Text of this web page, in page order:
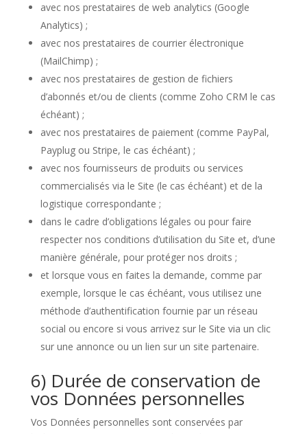
avec nos prestataires de web analytics (Google
Analytics) ;
avec nos prestataires de courrier électronique
(MailChimp) ;
avec nos prestataires de gestion de fichiers
d’abonnés et/ou de clients (comme Zoho CRM le cas
échéant) ;
avec nos prestataires de paiement (comme PayPal,
Payplug ou Stripe, le cas échéant) ;
avec nos fournisseurs de produits ou services
commercialisés via le Site (le cas échéant) et de la
logistique correspondante ;
dans le cadre d’obligations légales ou pour faire
respecter nos conditions d’utilisation du Site et, d’une
manière générale, pour protéger nos droits ;
et lorsque vous en faites la demande, comme par
exemple, lorsque le cas échéant, vous utilisez une
méthode d’authentification fournie par un réseau
social ou encore si vous arrivez sur le Site via un clic
sur une annonce ou un lien sur un site partenaire.
6) Durée de conservation de
vos Données personnelles
Vos Données personnelles sont conservées par